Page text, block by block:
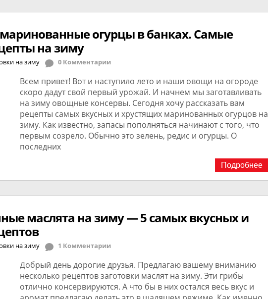
огурцы в банках. Самые
на зиму
на зиму 0 Комментарии
Всем привет! Вот и наступило лето и наши овощи на огороде
скоро дадут свой первый урожай. И начнем мы заготавливать
на зиму овощные консервы. Сегодня хочу рассказать вам
рецепты самых вкусных и хрустящих маринованных огурцов на
зиму. Как известно, запасы пополняться начинают с того, что
первым созрело. Обычно это зелень, редис и огурцы. О
последних
Подробнее
маслята на зиму — 5 самых вкусных и
на зиму 1 Комментарии
Добрый день дорогие друзья. Предлагаю вашему вниманию
несколько рецептов заготовки маслят на зиму. Эти грибы
отлично консервируются. А что бы в них остался весь вкус и